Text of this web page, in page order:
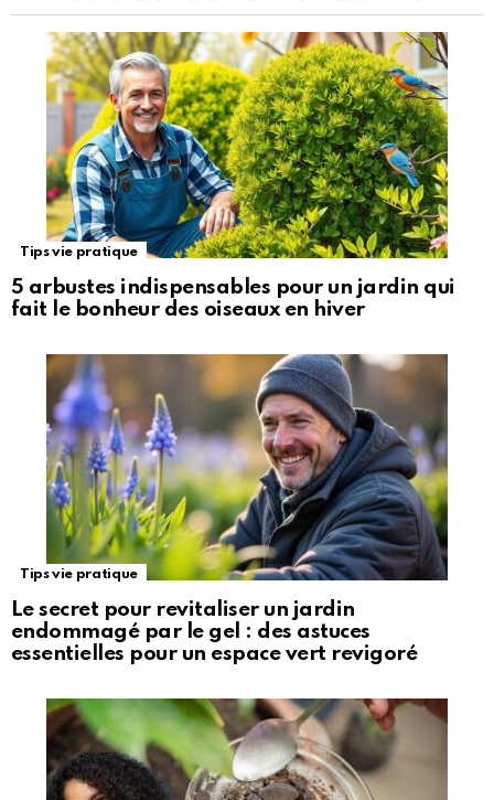
Tips vie pratique
5 arbustes indispensables pour un jardin qui
fait le bonheur des oiseaux en hiver
Tips vie pratique
Le secret pour revitaliser un jardin
endommagé par le gel : des astuces
essentielles pour un espace vert revigoré